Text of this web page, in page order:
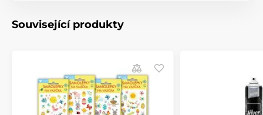
Související produkty